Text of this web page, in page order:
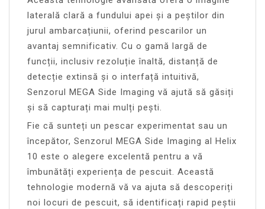
laterală clară a fundului apei și a peștilor din
jurul ambarcațiunii, oferind pescarilor un
avantaj semnificativ. Cu o gamă largă de
funcții, inclusiv rezoluție înaltă, distanță de
detecție extinsă și o interfață intuitivă,
Senzorul MEGA Side Imaging vă ajută să găsiți
și să capturați mai mulți pești.
Fie că sunteți un pescar experimentat sau un
începător, Senzorul MEGA Side Imaging al Helix
10 este o alegere excelentă pentru a vă
îmbunătăți experiența de pescuit. Această
tehnologie modernă vă va ajuta să descoperiți
noi locuri de pescuit, să identificați rapid peștii